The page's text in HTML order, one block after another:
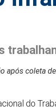
após coleta
do